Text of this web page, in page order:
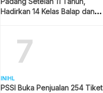
Hadirkan 14 Kelas Balap dan
7
INIHL
PSSI Buka Penjualan 254 Tiket